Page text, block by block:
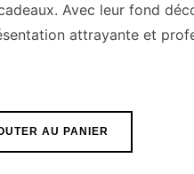
Avec leur fond
attrayante et
AU PANIER